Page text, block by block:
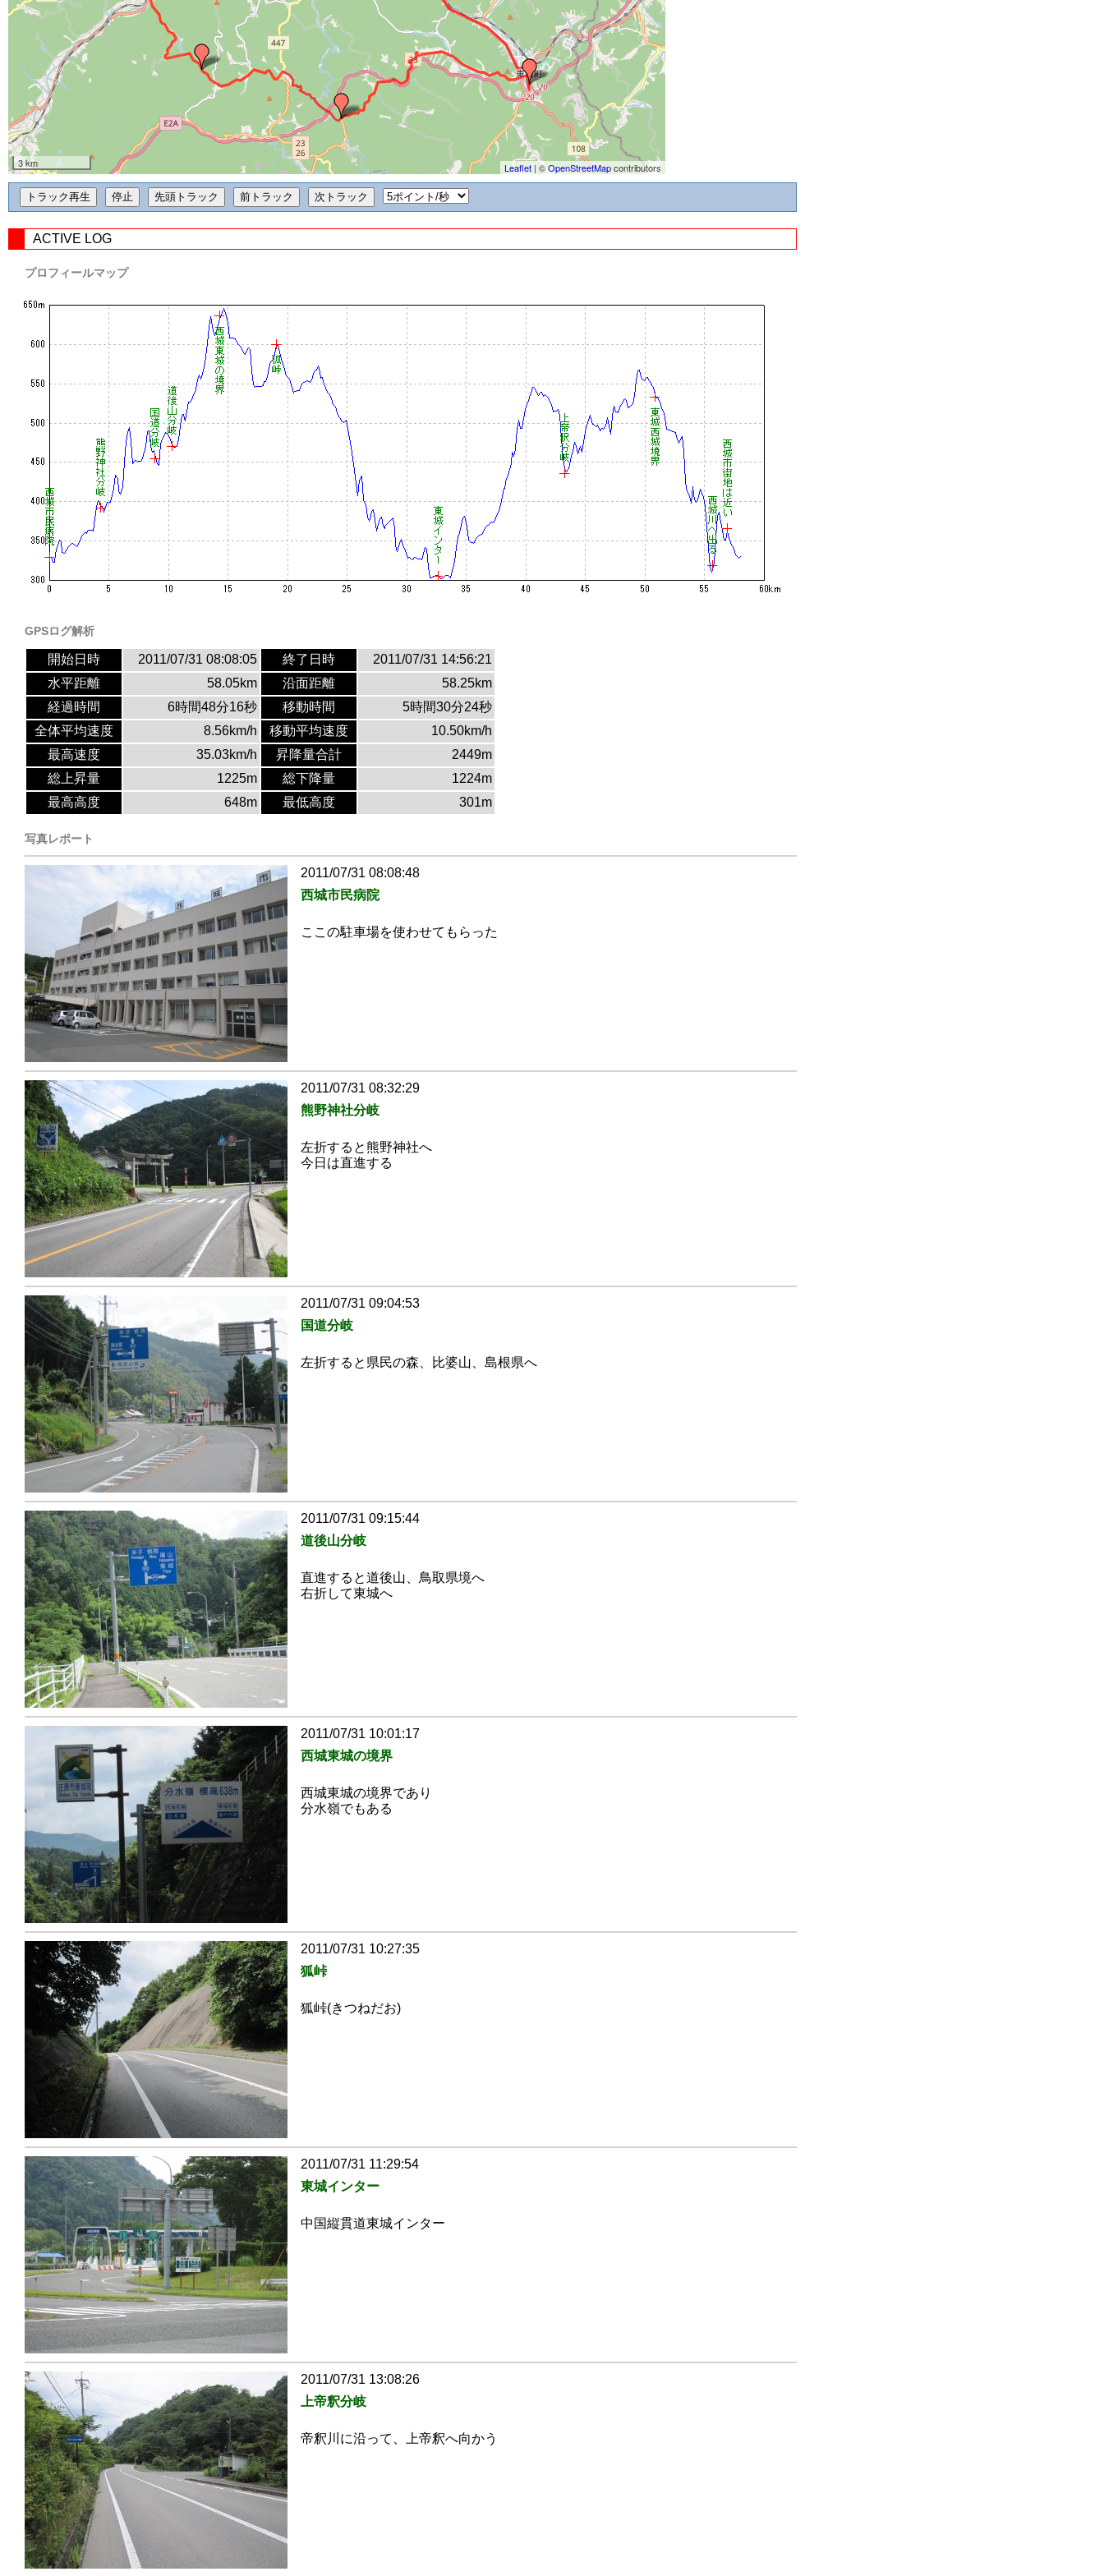
3 km Leaflet | ©OpenStreetMapcontributors
ACTIVE LOG
プロフィールマップ
GPSログ解析
開始日時 2011/07/31 08:08:05 終了日時
2011/07/31 14:56:21
水平距離
58.05km 沿面距離
58.25km
経過時間
6時間48分16秒 移動時間
5時間30分24秒
全体平均速度
8.56km/h 移動平均速度
10.50km/h
最高速度
35.03km/h 昇降量合計
2449m
総上昇量
1225m 総下降量
1224m
最高高度
648m 最低高度 301m
写真レポート
2011/07/31 08:08:48
西城市民病院
ここの駐車場を使わせてもらった
2011/07/31 08:32:29
熊野神社分岐
左折すると熊野神社へ
今日は直進する
2011/07/31 09:04:53
国道分岐
左折すると県民の森、比婆山、島根県へ
2011/07/31 09:15:44
道後山分岐
直進すると道後山、鳥取県境へ
右折して東城へ
2011/07/31 10:01:17
西城東城の境界
西城東城の境界であり
分水嶺でもある
2011/07/31 10:27:35
狐峠
狐峠(きつねだお)
2011/07/31 11:29:54
東城インター
中国縦貫道東城インター
2011/07/31 13:08:26
上帝釈分岐
帝釈川に沿って、上帝釈へ向かう